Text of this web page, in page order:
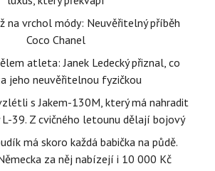
na vrchol módy: Neuvěřitelný příběh
Coco Chanel
atleta: Janek Ledecký přiznal, co
jeho neuvěřitelnou fyzičkou
s Jakem-130M, který má nahradit
L-39. Z cvičného letounu dělají bojový
má skoro každá babička na půdě.
za něj nabízejí i 10 000 Kč